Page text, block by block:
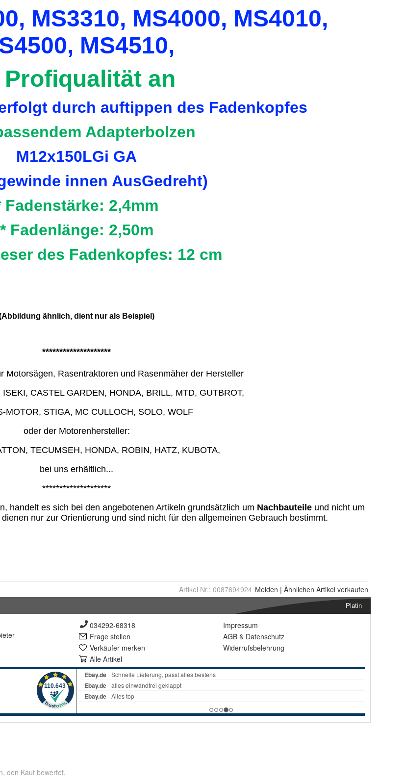
Artikel Nr.: 0087694924 Melden | Ähnlichen Artikel verkaufen
Platin
034292-68318
Frage stellen
Verkäufer merken
Alle Artikel
Impressum
AGB & Datenschutz
Widerrufsbelehrung
den Kauf bewertet.